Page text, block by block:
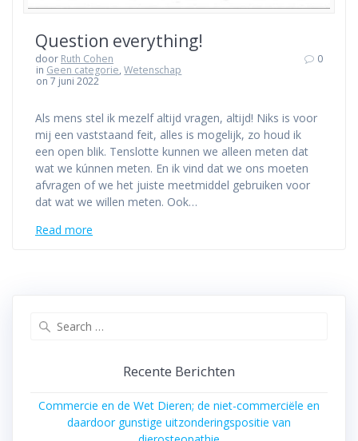
Question everything!
door Ruth Cohen
in Geen categorie,Wetenschap
on 7 juni 2022
0
Als mens stel ik mezelf altijd vragen, altijd! Niks is voor
mij een vaststaand feit, alles is mogelijk, zo houd ik
een open blik. Tenslotte kunnen we alleen meten dat
wat we kúnnen meten. En ik vind dat we ons moeten
afvragen of we het juiste meetmiddel gebruiken voor
dat wat we willen meten. Ook…
Read more
Recente Berichten
Commercie en de Wet Dieren; de niet-commerciële en
daardoor gunstige uitzonderingspositie van